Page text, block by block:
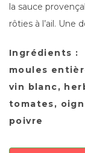
la sauce
rôties à l’ail. Une
Ingrédients :
moules
vin blanc,
tomates,
poivre